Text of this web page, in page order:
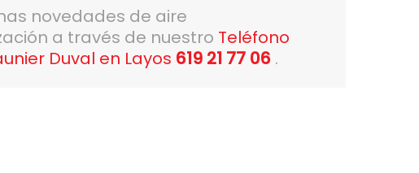
novedades de aire
a través de nuestro Teléfono
Duval en Layos 619 21 77 06 .